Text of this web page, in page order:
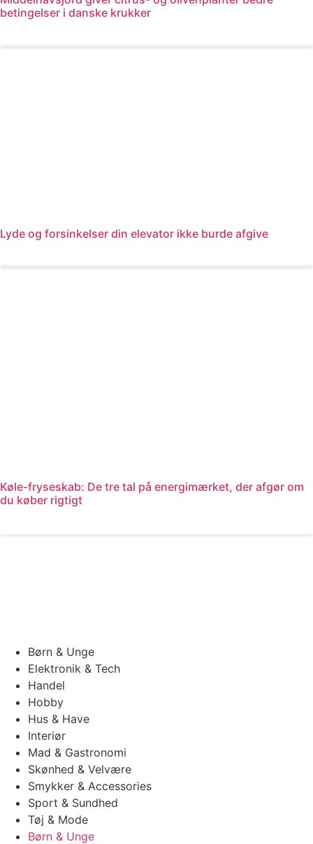
betingelser i danske krukker
Lyde og forsinkelser din elevator ikke burde afgive
Køle-fryseskab: De tre tal på energimærket, der afgør om
du køber rigtigt
Børn & Unge
Elektronik & Tech
Handel
Hobby
Hus & Have
Interiør
Mad & Gastronomi
Skønhed & Velvære
Smykker & Accessories
Sport & Sundhed
Tøj & Mode
Børn & Unge